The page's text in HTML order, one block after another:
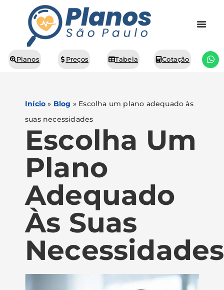
Planos Preços Tabela Cotação
Início » Blog » Escolha um plano adequado às
suas necessidades
Escolha Um
Plano
Adequado
Às Suas
Necessidades